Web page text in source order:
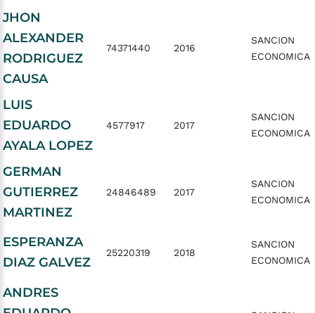
JHON
ALEXANDER
RODRIGUEZ
CAUSA
74371440 2016
SANCION
ECONOMICA
LUIS
EDUARDO
AYALA LOPEZ
4577917 2017
SANCION
ECONOMICA
GERMAN
GUTIERREZ
MARTINEZ
24846489 2017
SANCION
ECONOMICA
ESPERANZA
DIAZ GALVEZ
25220319 2018
SANCION
ECONOMICA
ANDRES